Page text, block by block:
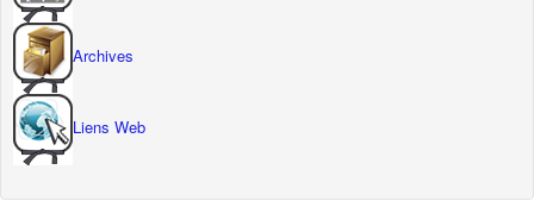
Archives
Liens Web